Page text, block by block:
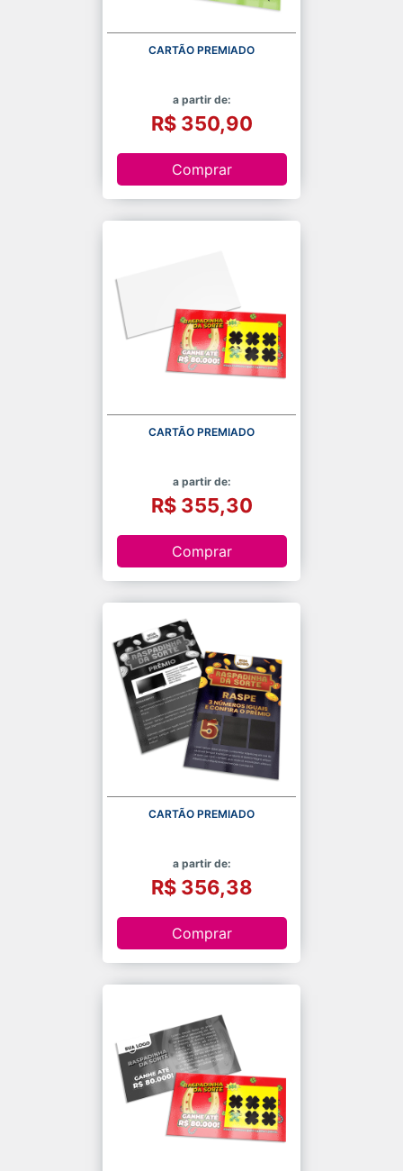
CARTÃO PREMIADO
a partir de:
R$ 350,90
Comprar
CARTÃO PREMIADO
a partir de:
R$ 355,30
Comprar
CARTÃO PREMIADO
a partir de:
R$ 356,38
Comprar